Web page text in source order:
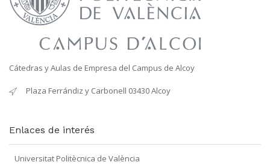
Cátedras y Aulas de Empresa del Campus de Alcoy
Plaza Ferrándiz y Carbonell 03430 Alcoy
Enlaces de interés
Universitat Politècnica de València